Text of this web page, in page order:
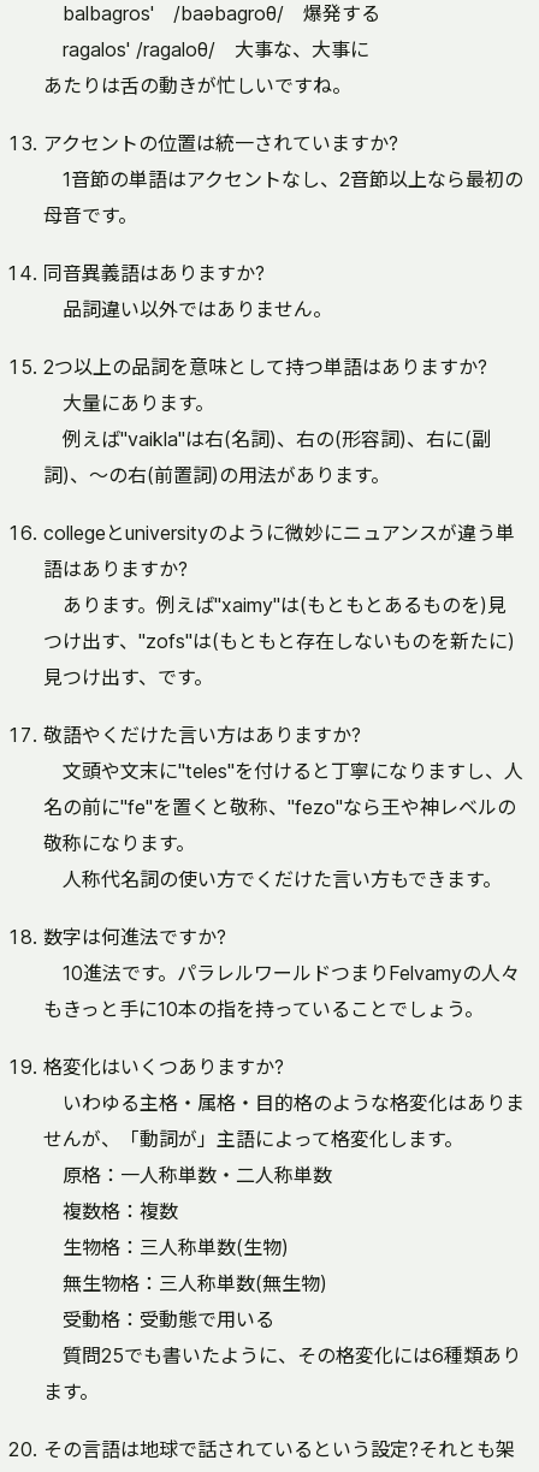
balbagros' /baəbagroθ/ 爆発する
ragalos' /ragaloθ/ 大事な、大事に
あたりは舌の動きが忙しいですね。
アクセントの位置は統一されていますか?
1音節の単語はアクセントなし、2音節以上なら最初の
母音です。
同音異義語はありますか?
品詞違い以外ではありません。
2つ以上の品詞を意味として持つ単語はありますか?
大量にあります。
例えば"vaikla"は右(名詞)、右の(形容詞)、右に(副
詞)、～の右(前置詞)の用法があります。
collegeとuniversityのように微妙にニュアンスが違う単
語はありますか?
あります。例えば"xaimy"は(もともとあるものを)見
つけ出す、"zofs"は(もともと存在しないものを新たに)
見つけ出す、です。
敬語やくだけた言い方はありますか?
文頭や文末に"teles"を付けると丁寧になりますし、人
名の前に"fe"を置くと敬称、"fezo"なら王や神レベルの
敬称になります。
人称代名詞の使い方でくだけた言い方もできます。
数字は何進法ですか?
10進法です。パラレルワールドつまりFelvamyの人々
もきっと手に10本の指を持っていることでしょう。
格変化はいくつありますか?
いわゆる主格・属格・目的格のような格変化はありま
せんが、「動詞が」主語によって格変化します。
原格：一人称単数・二人称単数
複数格：複数
生物格：三人称単数(生物)
無生物格：三人称単数(無生物)
受動格：受動態で用いる
質問25でも書いたように、その格変化には6種類あり
ます。
その言語は地球で話されているという設定?それとも架